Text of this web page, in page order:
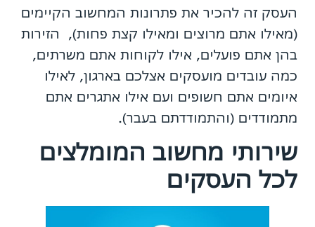
העסק זה להכיר את פתרונות המחשוב הקיימים
(מאילו אתם מרוצים ומאילו קצת פחות), הזירות
בהן אתם פועלים, אילו לקוחות אתם משרתים,
כמה עובדים מועסקים אצלכם בארגון, לאילו
איומים אתם חשופים ועם אילו אתגרים אתם
מתמודדים (והתמודדתם בעבר).
שירותי מחשוב המומלצים
לכל העסקים